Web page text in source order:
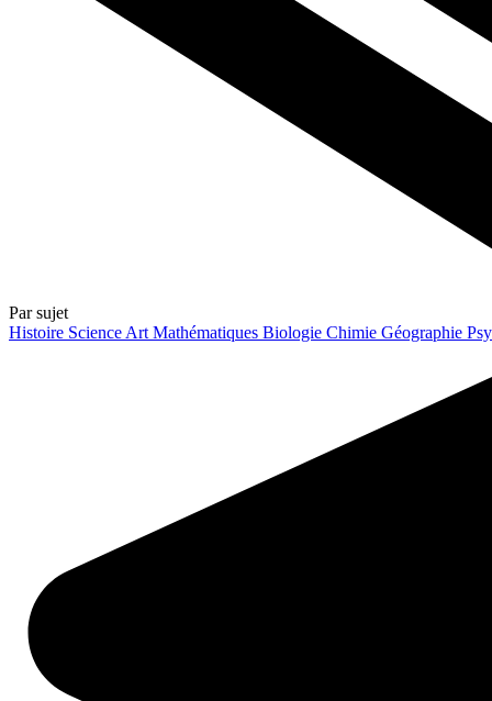
Par sujet
Histoire Science Art Mathématiques Biologie Chimie Géographie